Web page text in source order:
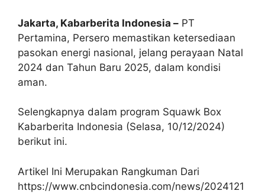
Jakarta, Kabarberita Indonesia – PT
Pertamina, Persero memastikan ketersediaan
pasokan energi nasional, jelang perayaan Natal
2024 dan Tahun Baru 2025, dalam kondisi
aman.
Selengkapnya dalam program Squawk Box
Kabarberita Indonesia (Selasa, 10/12/2024)
berikut ini.
Artikel Ini Merupakan Rangkuman Dari
https://www.cnbcindonesia.com/news/2024121